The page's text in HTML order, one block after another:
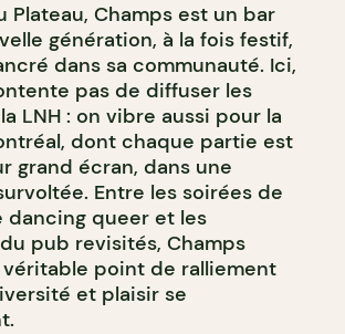
Champs est un bar
génération, à la fois festif,
dans sa communauté. Ici,
pas de diffuser les
LNH : on vibre aussi pour la
dont chaque partie est
grand écran, dans une
Entre les soirées de
dancing queer et les
pub revisités, Champs
point de ralliement
et plaisir se